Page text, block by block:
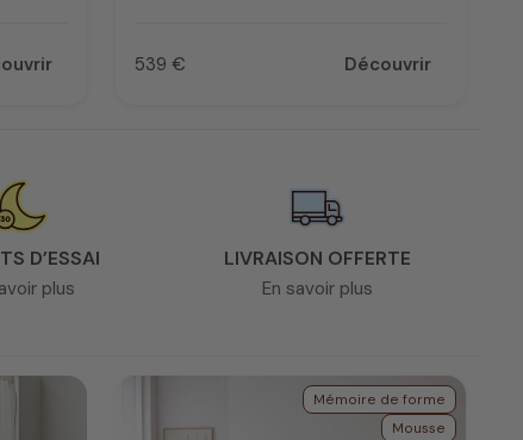
Prix
539 € Découvrir
D’ESSAI
plus
LIVRAISON OFFERTE
En savoir plus
Mémoire de forme
Mousse